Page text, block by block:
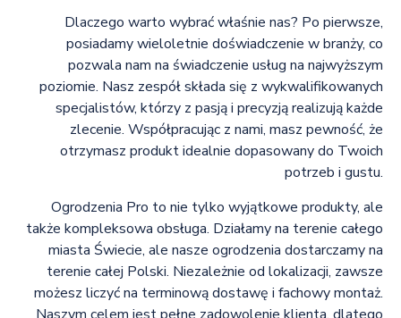
Dlaczego warto wybrać właśnie nas? Po pierwsze,
posiadamy wieloletnie doświadczenie w branży, co
pozwala nam na świadczenie usług na najwyższym
poziomie. Nasz zespół składa się z wykwalifikowanych
specjalistów, którzy z pasją i precyzją realizują każde
zlecenie. Współpracując z nami, masz pewność, że
otrzymasz produkt idealnie dopasowany do Twoich
potrzeb i gustu.
Ogrodzenia Pro to nie tylko wyjątkowe produkty, ale
także kompleksowa obsługa. Działamy na terenie całego
miasta Świecie, ale nasze ogrodzenia dostarczamy na
terenie całej Polski. Niezależnie od lokalizacji, zawsze
możesz liczyć na terminową dostawę i fachowy montaż.